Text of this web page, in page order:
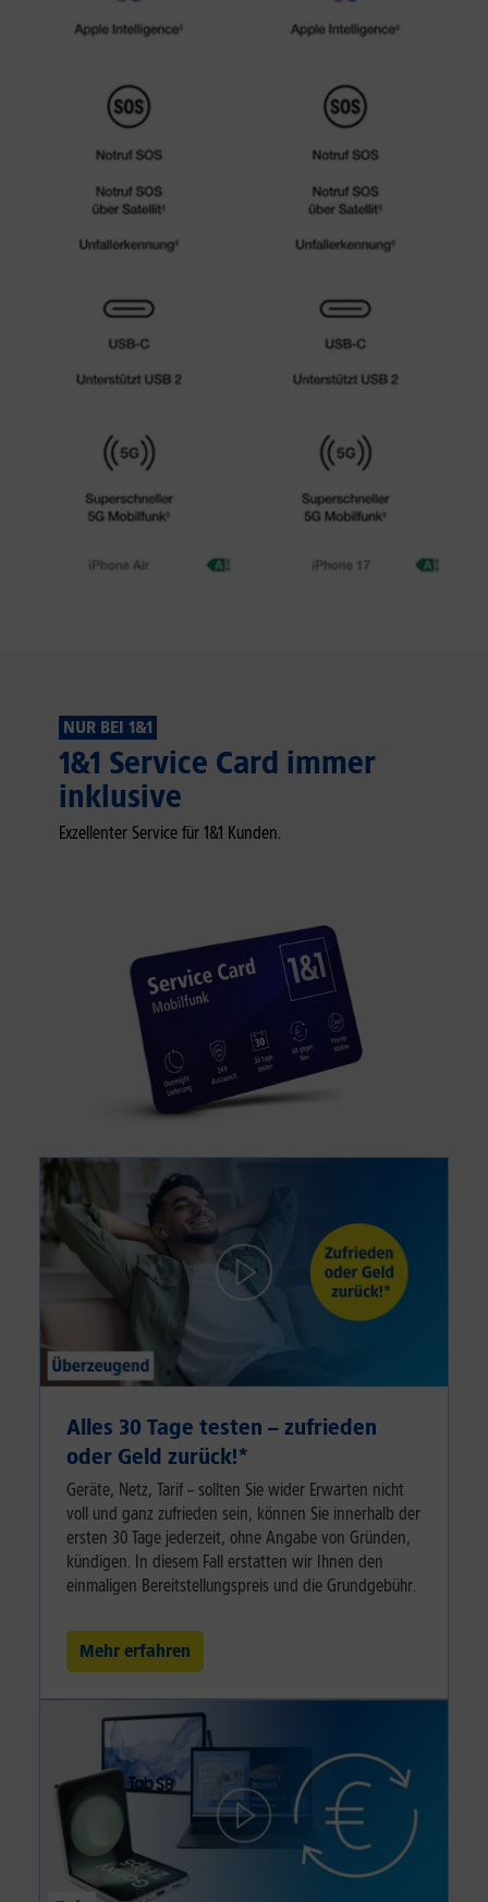
NUR BEI 1&1
1&1 Service Card immer
inklusive
Exzellenter Service für 1&1 Kunden.
Alles 30 Tage testen – zufrieden
oder Geld zurück!⁠*
Geräte, Netz, Tarif – sollten Sie wider Erwarten nicht
voll und ganz zufrieden sein, können Sie innerhalb der
ersten 30 Tage jederzeit, ohne Angabe von Gründen,
kündigen. In diesem Fall erstatten wir Ihnen den
einmaligen Bereitstellungspreis und die Grundgebühr.
Mehr erfahren